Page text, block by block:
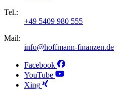
Tel.:
+49 5409 980 555
Mail:
info@hoffmann-finanzen.de
Facebook
YouTube
Xing